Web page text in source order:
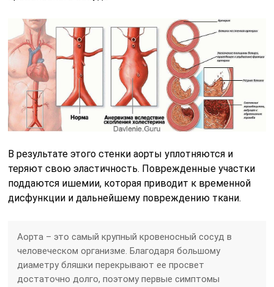
В результате этого стенки аорты уплотняются и
теряют свою эластичность. Поврежденные участки
поддаются ишемии, которая приводит к временной
дисфункции и дальнейшему повреждению ткани.
Аорта – это самый крупный кровеносный сосуд в
человеческом организме. Благодаря большому
диаметру бляшки перекрывают ее просвет
достаточно долго, поэтому первые симптомы